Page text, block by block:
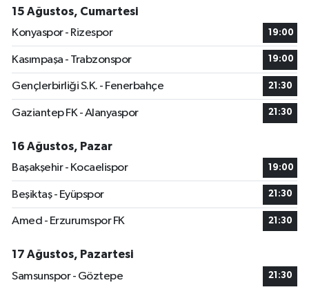
15 Ağustos, Cumartesi
Konyaspor - Rizespor
19:00
Kasımpaşa - Trabzonspor 19:00
Gençlerbirliği S.K. - Fenerbahçe 21:30
Gaziantep FK - Alanyaspor 21:30
16 Ağustos, Pazar
Başakşehir - Kocaelispor
19:00
Beşiktaş - Eyüpspor 21:30
Amed - Erzurumspor FK 21:30
17 Ağustos, Pazartesi
Samsunspor - Göztepe
21:30